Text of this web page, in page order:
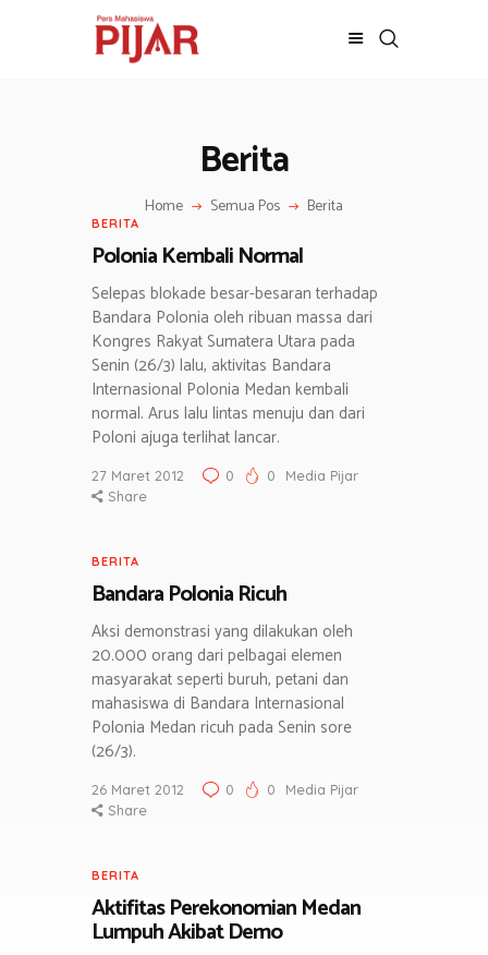
Berita
Home Semua Pos Berita
ADVERTORIAL
SOSOK
GALERI
HIBURAN
JALAN-JALAN
GAYA HIDUP
OLAHRAGA
OPINI
BERITA
Polonia Kembali Normal
Selepas blokade besar-besaran terhadap
Bandara Polonia oleh ribuan massa dari
Kongres Rakyat Sumatera Utara pada
Senin (26/3) lalu, aktivitas Bandara
Internasional Polonia Medan kembali
normal. Arus lalu lintas menuju dan dari
Poloni ajuga terlihat lancar.
27 Maret 2012 0 0
Media Pijar
Share
BERITA
Bandara Polonia Ricuh
Aksi demonstrasi yang dilakukan oleh
20.000 orang dari pelbagai elemen
masyarakat seperti buruh, petani dan
mahasiswa di Bandara Internasional
Polonia Medan ricuh pada Senin sore
(26/3).
26 Maret 2012 0 0
Media Pijar
Share
BERITA
Aktifitas Perekonomian Medan
Lumpuh Akibat Demo